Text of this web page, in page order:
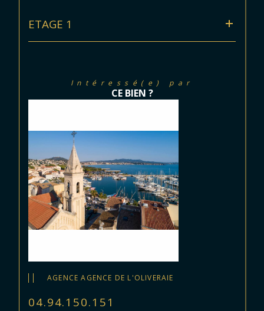
ETAGE 1
Intéressé(e) par
CE BIEN ?
AGENCE AGENCE DE L'OLIVERAIE
04.94.150.151